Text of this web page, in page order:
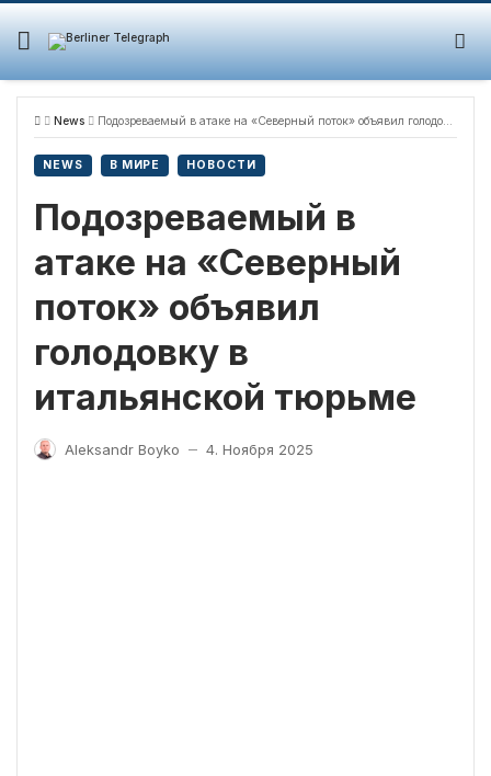
Skip
content
News Подозреваемый в атаке на «Северный поток» объявил голодовку в итальянской тюрьме
NEWS В МИРЕ НОВОСТИ
Подозреваемый в
атаке на «Северный
поток» объявил
голодовку в
итальянской тюрьме
Aleksandr Boyko — 4. Ноября 2025